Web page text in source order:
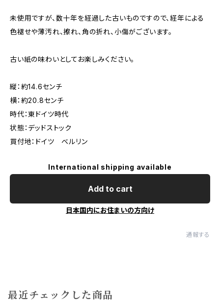
未使用ですが、数十年を経過した古いものですので、経年による
色褪せや薄汚れ、擦れ、角の折れ、小傷がございます。
古い紙の味わいとしてお楽しみください。
縦：約14.6センチ
横：約20.8センチ
時代：東ドイツ時代
状態：デッドストック
買付地：ドイツ ベルリン
International shipping available
Add to cart
日本国内にお住まいの方向け
通報する
最近チェックした商品